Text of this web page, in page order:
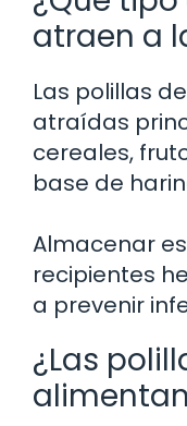
atraen a
Las polillas
atraídas
cereales,
base de
Almacenar
recipientes
a prevenir
¿Las